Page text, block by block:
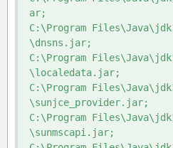
ar;
C:\Program
\dnsns.jar;
C:\Program
\localedata.jar;
C:\Program
\sunjce_provider.jar;
C:\Program
\sunmscapi.jar;